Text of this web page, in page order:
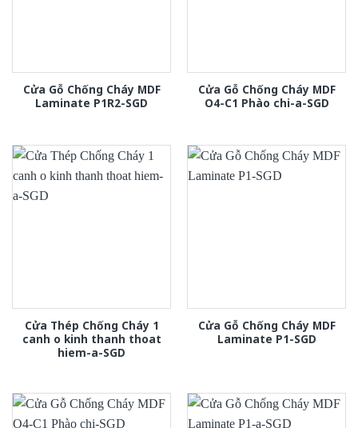
Cửa Gỗ Chống Cháy MDF
Laminate P1R2-SGD
Cửa Gỗ Chống Cháy MDF
O4-C1 Phào chi-a-SGD
Cửa Thép Chống Cháy 1
canh o kinh thanh thoat
hiem-a-SGD
Cửa Gỗ Chống Cháy MDF
Laminate P1-SGD